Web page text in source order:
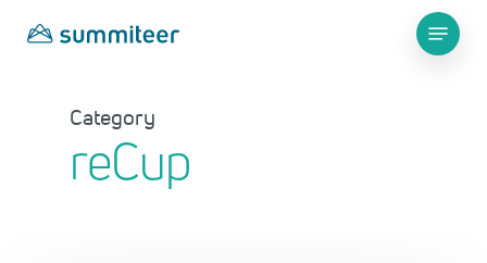
Menu
Category
reCup